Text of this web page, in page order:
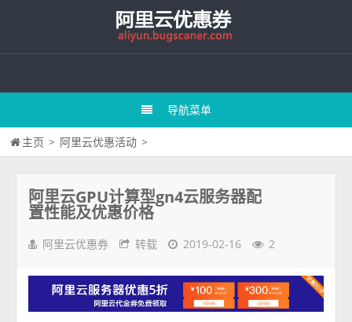
导航菜单
主页 > 阿里云优惠活动 >
阿里云GPU计算型gn4云服务器配
置性能及优惠价格
阿里云优惠券 转载 2019-02-16 2